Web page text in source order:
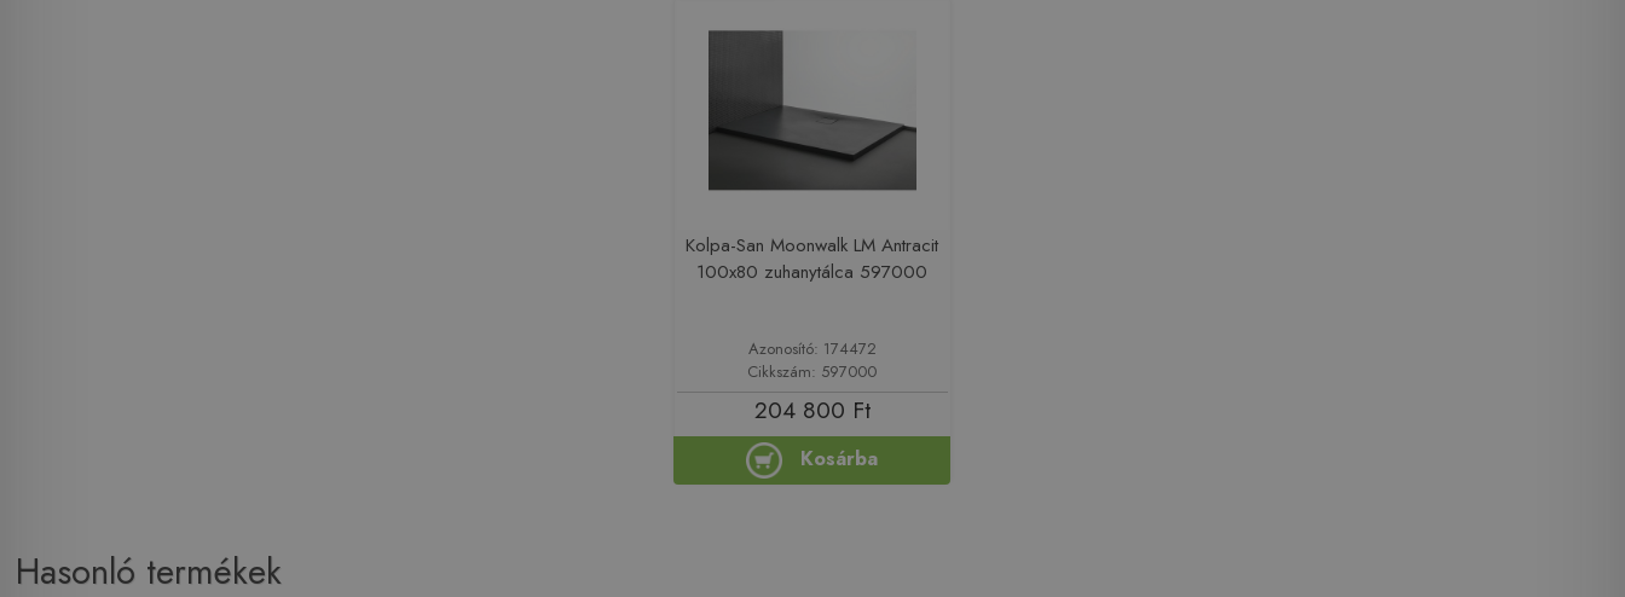
Kolpa-San Moonwalk LM Antracit
100x80 zuhanytálca 597000
Azonosító: 174472
Cikkszám: 597000
204 800 Ft
Kosárba
Hasonló termékek